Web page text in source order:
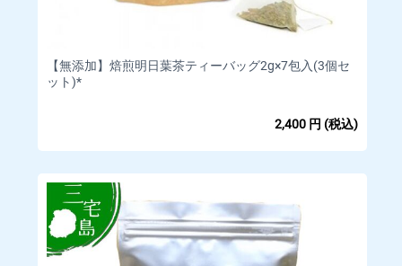
き、返品・返金は行っておりませ
□お客様都合によるキャンセル(商品発送前)
き、「ショップ管理者に連絡」もしくはメッセージタブよりご
連絡下さい。
【返金方法】クレジットカードの決済は当店にて決済の取消を
行います。
詳細についてはご利用のカード会社へお問い合わせください。
【無添加】焙煎明日葉茶ティーバッグ2g×7包入(3個セ
ット)*
2,400 円 (税込)